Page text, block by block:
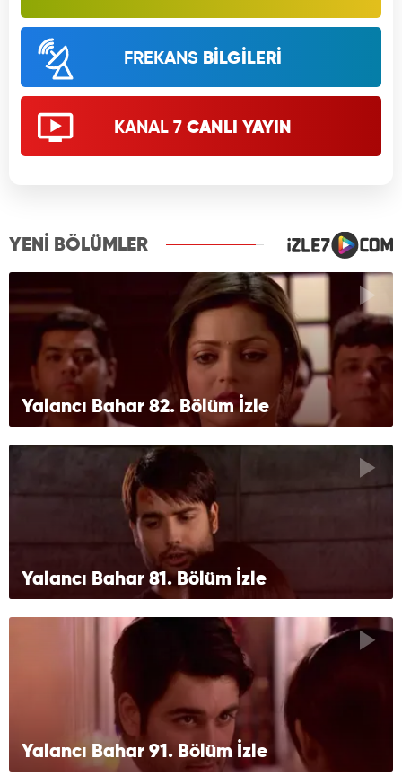
FREKANS BİLGİLERİ
KANAL 7 CANLI YAYIN
YENİ BÖLÜMLER
Yalancı Bahar 82. Bölüm İzle
Yalancı Bahar 81. Bölüm İzle
Yalancı Bahar 91. Bölüm İzle